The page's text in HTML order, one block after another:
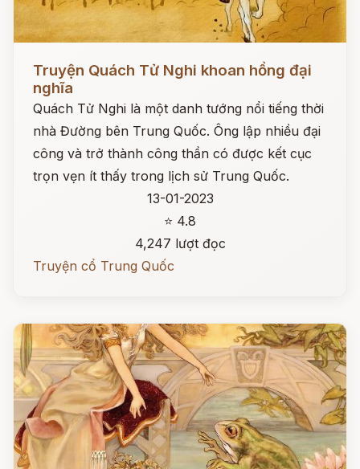
Truyện Quách Tử Nghi khoan hồng đại
nghĩa
Quách Tử Nghi là một danh tướng nổi tiếng thời
nhà Đường bên Trung Quốc. Ông lập nhiều đại
công và trở thành công thần có được kết cục
trọn vẹn ít thấy trong lịch sử Trung Quốc.
13-01-2023
⭐ 4.8
4,247 lượt đọc
Truyện cổ Trung Quốc